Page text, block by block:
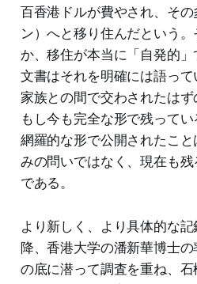
百香港ドルが費やされ、そ
ン）へと移り住んだという
か、移住が本当に「自発的
文書はそれを明確には語っ
家族との間で交わされたはず
もし今も完全な形で残って
網羅的な形で公開されたこ
みの問いではなく、現在も
である。
より新しく、より具体的な
降、香港大学の潘新華博士
の底に潜って調査を重ね、